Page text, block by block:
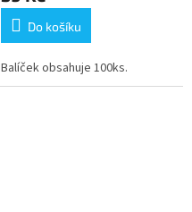
Do košíku
Balíček obsahuje 100ks.